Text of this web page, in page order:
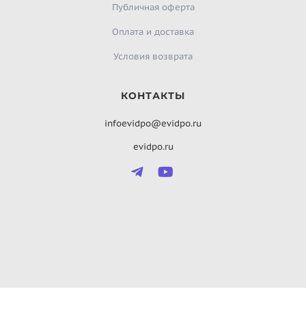
Публичная оферта
Оплата и доставка
Условия возврата
КОНТАКТЫ
infoevidpo@evidpo.ru
evidpo.ru